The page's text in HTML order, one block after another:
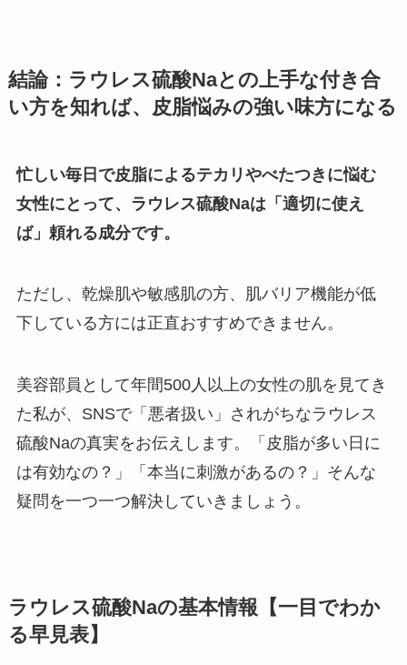
結論：ラウレス硫酸Naとの上手な付き合
い方を知れば、皮脂悩みの強い味方になる
忙しい毎日で皮脂によるテカリやべたつきに悩む
女性にとって、ラウレス硫酸Naは「適切に使え
ば」頼れる成分です。
ただし、乾燥肌や敏感肌の方、肌バリア機能が低
下している方には正直おすすめできません。
美容部員として年間500人以上の女性の肌を見てき
た私が、SNSで「悪者扱い」されがちなラウレス
硫酸Naの真実をお伝えします。「皮脂が多い日に
は有効なの？」「本当に刺激があるの？」そんな
疑問を一つ一つ解決していきましょう。
ラウレス硫酸Naの基本情報【一目でわか
る早見表】